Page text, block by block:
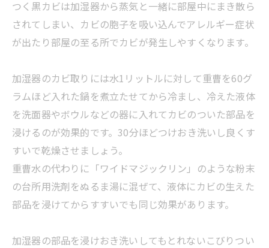
つく黒カビは加湿器から蒸気と一緒に部屋中にまき散ら
されてしまい、カビの胞子を吸い込んでアレルギー症状
が出たり部屋の至る所でカビが発生しやすくなります。
加湿器のカビ取りには水1リットルに対して重曹を60グ
ラムほど入れた鍋を煮立たせてから冷まし、冷えた液体
を洗面器やボウルなどの器に入れてカビのついた部品を
浸けるのが効果的です。30分ほどつけおき洗いし良くす
すいで乾燥させましょう。
重曹水の代わりに「ワイドマジックリン」のような粉末
の台所用洗剤をぬるま湯に混ぜて、液体にカビの生えた
部品を浸けてからすすいでも同じ効果があります。
加湿器の部品を浸けおき洗いしてもとれないこびりつい